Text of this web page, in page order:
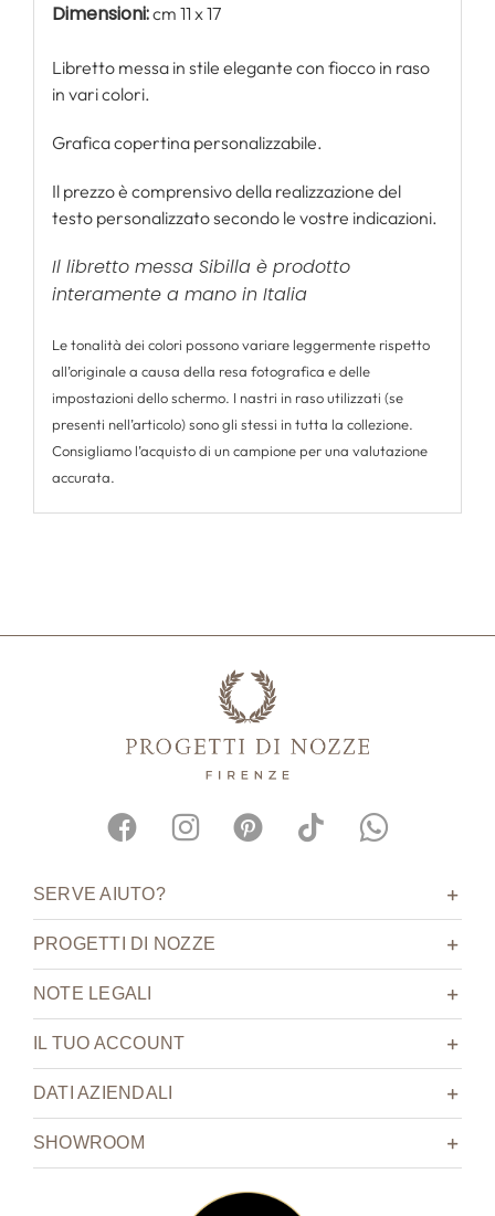
Dimensioni:cm 11 x 17
Libretto messa in stile elegante con fiocco in raso
in vari colori.
Grafica copertina personalizzabile.
Il prezzo è comprensivo della realizzazione del
testo personalizzato secondo le vostre indicazioni.
Il libretto messa Sibilla è prodotto
interamente a mano in Italia
Le tonalità dei colori possono variare leggermente rispetto
all’originale a causa della resa fotografica e delle
impostazioni dello schermo. I nastri in raso utilizzati (se
presenti nell’articolo) sono gli stessi in tutta la collezione.
Consigliamo l’acquisto di un campione per una valutazione
accurata.
SERVE AIUTO?
PROGETTI DI NOZZE
NOTE LEGALI
IL TUO ACCOUNT
DATI AZIENDALI
SHOWROOM